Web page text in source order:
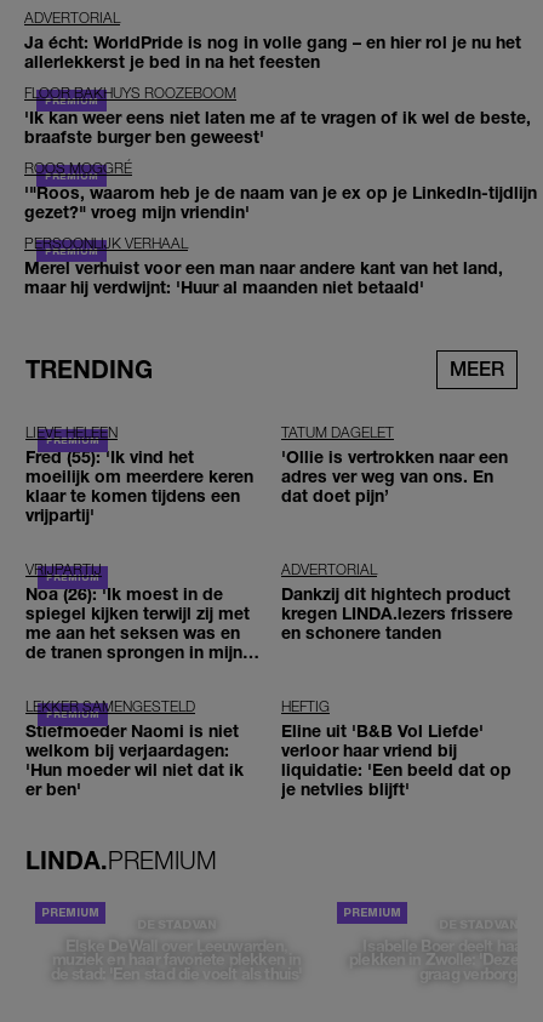
ADVERTORIAL
Ja écht: WorldPride is nog in volle gang – en hier rol je nu het
allerlekkerst je bed in na het feesten
FLOOR BAKHUYS ROOZEBOOM
'Ik kan weer eens niet laten me af te vragen of ik wel de beste,
braafste burger ben geweest'
ROOS MOGGRÉ
'"Roos, waarom heb je de naam van je ex op je LinkedIn-tijdlijn
gezet?" vroeg mijn vriendin'
PERSOONLIJK VERHAAL
Merel verhuist voor een man naar andere kant van het land,
maar hij verdwijnt: 'Huur al maanden niet betaald'
TRENDING MEER
LIEVE HELEEN
Fred (55): 'Ik vind het
moeilijk om meerdere keren
klaar te komen tijdens een
vrijpartij'
TATUM DAGELET
'Ollie is vertrokken naar een
adres ver weg van ons. En
dat doet pijn’
VRIJPARTIJ
Noa (26): 'Ik moest in de
spiegel kijken terwijl zij met
me aan het seksen was en
de tranen sprongen in mijn
ADVERTORIAL
Dankzij dit hightech product
kregen LINDA.lezers frissere
en schonere tanden
LEKKER SAMENGESTELD
Stiefmoeder Naomi is niet
welkom bij verjaardagen:
'Hun moeder wil niet dat ik
er ben'
HEFTIG
Eline uit 'B&B Vol Liefde'
verloor haar vriend bij
liquidatie: 'Een beeld dat op
je netvlies blijft'
LINDA.PREMIUM
DE STAD VAN
Elske DeWall over Leeuwarden,
muziek en haar favoriete plekken in
de stad: 'Een stad die voelt als thuis'
DE STAD VAN
Isabelle Boer deelt haar
plekken in Zwolle: 'Deze
graag verborgen'